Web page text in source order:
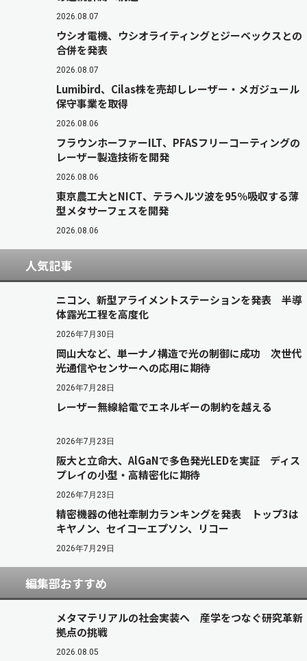
2026.08.07
ウシオ電機、ウシオライティングとジーベックスとの
合併を発表
2026.08.07
Lumibird、Cilas株を売却しレーザー・メガジュール
保守事業を取得
2026.08.06
フラウンホーファーILT、PFASフリーコーティングの
レーザー製造技術を開発
2026.08.06
東京農工大とNICT、テラヘルツ波を95％吸収する薄
型メタサーフェスを開発
2026.08.06
人気記事
ニコン、新型アライメントステーションを発表 半導
体露光工程を高度化
2026年7月30日
岡山大など、単一ナノ構造で光の制御に成功 次世代
光通信やセンサーへの応用に期待
2026年7月28日
レーザー無線給電でエネルギーの制約を越える
2026年7月23日
阪大と立命大、AlGaNで多色発光LEDを実証 ディス
プレイの小型・高精密化に期待
2026年7月23日
精密機器の他社牽制力ランキングを発表 トップ3は
キヤノン、セイコーエプソン、リコー
2026年7月29日
編集部おすすめ
メタマテリアルの社会実装へ 産学をつなぐ研究革新
拠点の挑戦
2026.08.05